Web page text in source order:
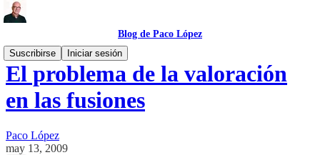
Blog de Paco López
Suscribirse
Iniciar sesión
El problema de la valoración
en las fusiones
Paco López
may 13, 2009